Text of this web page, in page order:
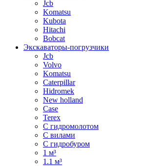
Jcb
Komatsu
Kubota
Hitachi
Bobcat
Экскаваторы-погрузчики
Jcb
Volvo
Komatsu
Caterpillar
Hidromek
New holland
Case
Terex
С гидромолотом
С вилами
С гидробуром
1 м³
1.1 м³